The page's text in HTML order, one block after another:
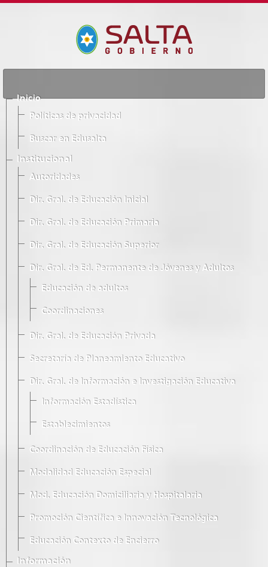
Inicio
Políticas de privacidad
Buscar en Edusalta
Institucional
Autoridades
Dir. Gral. de Educación Inicial
Dir. Gral. de Educación Primaria
Dir. Gral. de Educación Superior
Dir. Gral. de Ed. Permanente de Jóvenes y Adultos
Educación de adultos
Coordinaciones
Dir. Gral. de Educación Privada
Secretaría de Planeamiento Educativo
Dir. Gral. de Información e Investigación Educativa
Información Estadística
Establecimientos
Coordinación de Educación Física
Modalidad Educación Especial
Mod. Educación Domiciliaria y Hospitalaria
Promoción Científica e Innovación Tecnológica
Educación Contexto de Encierro
Información